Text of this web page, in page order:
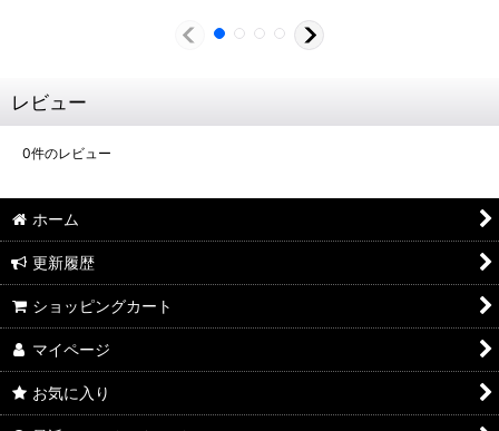
レビュー
0件のレビュー
ホーム
更新履歴
ショッピングカート
マイページ
お気に入り